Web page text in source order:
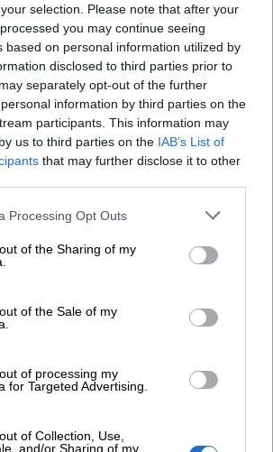
selection. Please note that after your
you may continue seeing
based on personal information utilized by
disclosed to third parties prior to
separately opt-out of the further
information by third parties on the
participants. This information may
us to third parties on the IAB’s List of
that may further disclose it to other
Processing Opt Outs
of the Sharing of my
of the Sale of my
of processing my
for Targeted Advertising.
of Collection, Use,
and/or Sharing of my
Oltre alle zone dedicate ai
o ai pasti all’aperto, è utile
spazi funzionali per
l’ambiente.
come capanni da
di riporre attrezzi e
ombrelloni e strutture
a rendere alcune aree più
le giornate soleggiate.
vidaXL dedicata alla vita
spazio esterno in modo più
la manutenzione